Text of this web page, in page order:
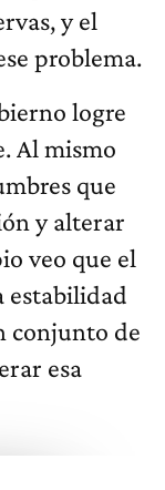
y el
problema.
logre
Al mismo
que
y alterar
veo que el
estabilidad
conjunto de
esa